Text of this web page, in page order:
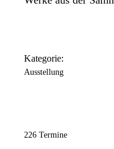
Kategorie:
Ausstellung
226 Termine